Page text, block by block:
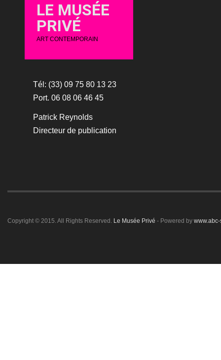
LE MUSÉE
PRIVÉ
ART CONTEMPORAIN
Tél: (33) 09 75 80 13 23
Port. 06 08 06 46 45
Patrick Reynolds
Directeur de publication
Copyright © 2015. All Rights Reserved. Le Musée Privé - Powered by